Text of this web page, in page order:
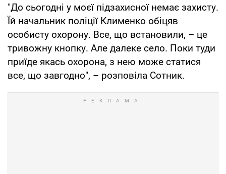
"До сьогодні у моєї підзахисної немає захисту.
Їй начальник поліції Клименко обіцяв
особисту охорону. Все, що встановили, – це
тривожну кнопку. Але далеке село. Поки туди
приїде якась охорона, з нею може статися
все, що завгодно", – розповіла Сотник.